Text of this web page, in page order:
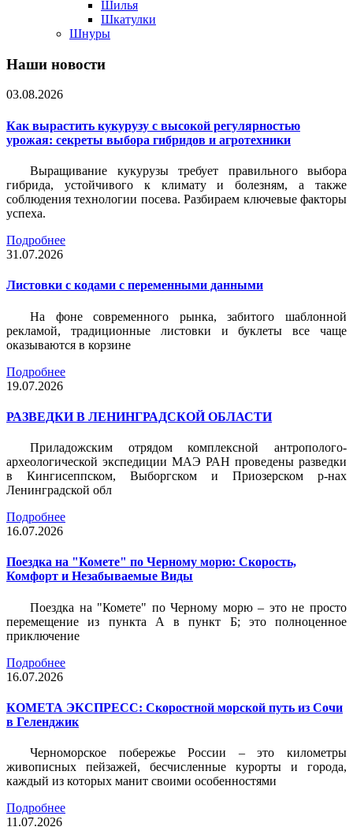
Шилья
Шкатулки
Шнуры
Наши новости
03.08.2026
Как вырастить кукурузу с высокой регулярностью
урожая: секреты выбора гибридов и агротехники
Выращивание кукурузы требует правильного выбора
гибрида, устойчивого к климату и болезням, а также
соблюдения технологии посева. Разбираем ключевые факторы
успеха.
Подробнее
31.07.2026
Листовки c кодами с переменными данными
На фоне современного рынка, забитого шаблонной
рекламой, традиционные листовки и буклеты все чаще
оказываются в корзине
Подробнее
19.07.2026
РАЗВЕДКИ В ЛЕНИНГРАДСКОЙ ОБЛАСТИ
Приладожским отрядом комплексной антрополого-
археологической экспедиции МАЭ РАН проведены разведки
в Кингисеппском, Выборгском и Приозерском р-нах
Ленинградской обл
Подробнее
16.07.2026
Поездка на "Комете" по Черному морю: Скорость,
Комфорт и Незабываемые Виды
Поездка на "Комете" по Черному морю – это не просто
перемещение из пункта А в пункт Б; это полноценное
приключение
Подробнее
16.07.2026
КОМЕТА ЭКСПРЕСС: Скоростной морской путь из Сочи
в Геленджик
Черноморское побережье России – это километры
живописных пейзажей, бесчисленные курорты и города,
каждый из которых манит своими особенностями
Подробнее
11.07.2026